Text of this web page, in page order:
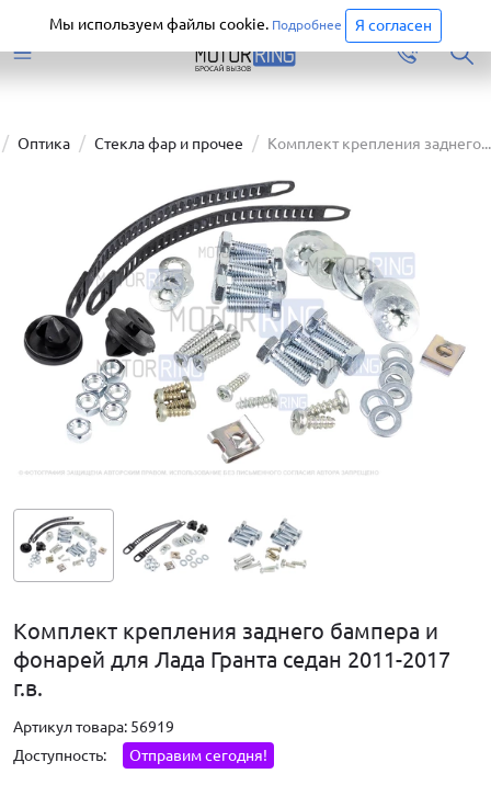
Перейти
Оптика Стекла фар и прочее Комплект крепления заднего...
Комплект крепления заднего бампера и
фонарей для Лада Гранта седан 2011-2017
г.в.
Артикул товара: 56919
Доступность:
Отправим сегодня!
Мы используем файлы cookie. Подробнее Я согласен